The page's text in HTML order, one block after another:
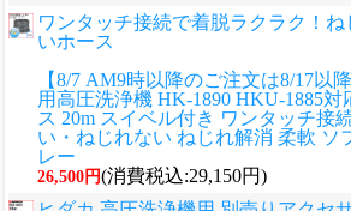
ワンタッチ接続で着脱ラクラク！
いホース
【8/7 AM9時以降のご注文は8/17以
用高圧洗浄機 HK-1890 HKU-1885
ス 20m スイベル付き ワンタッチ接
い・ねじれない ねじれ解消 柔軟 ソ
レー
26,500円(消費税込:29,150円)